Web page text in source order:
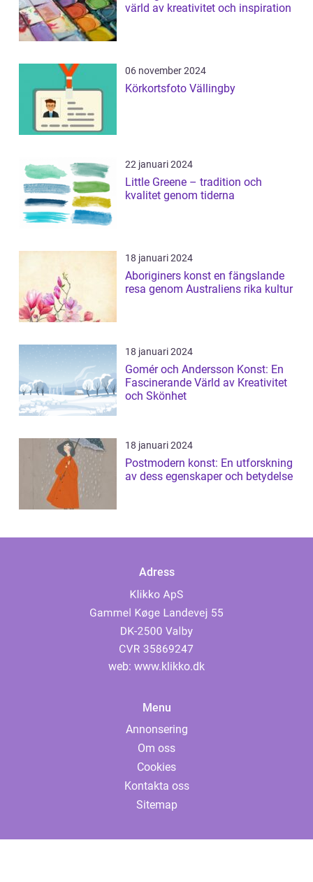
värld av kreativitet och inspiration
06 november 2024
Körkortsfoto Vällingby
22 januari 2024
Little Greene – tradition och
kvalitet genom tiderna
18 januari 2024
Aboriginers konst en fängslande
resa genom Australiens rika kultur
18 januari 2024
Gomér och Andersson Konst: En
Fascinerande Värld av Kreativitet
och Skönhet
18 januari 2024
Postmodern konst: En utforskning
av dess egenskaper och betydelse
Adress
web: www.klikko.dk
Menu
Annonsering
Om oss
Cookies
Kontakta oss
Sitemap